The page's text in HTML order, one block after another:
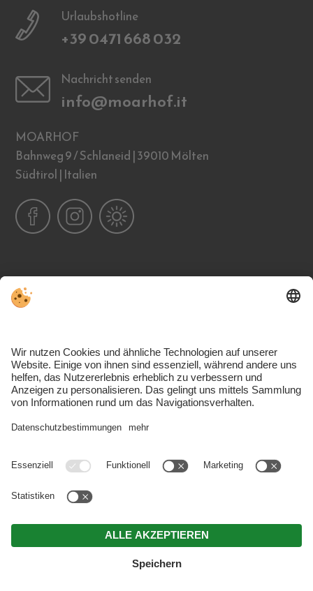
Urlaubshotline
+39 0471 668 032
Nachricht senden
info@moarhof.it
MOARHOF
Bahnweg 9 / Schlaneid | 39010 Mölten
Südtirol | Italien
Impressum.Datenschutz.Individuelle Cookie-Einstellungen.